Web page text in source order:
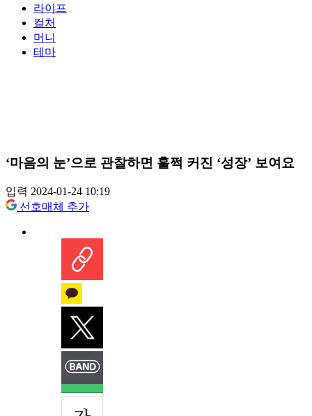
라이프
컬처
머니
테마
‘마음의 눈’으로 관찰하면 훌쩍 커진 ‘성장’ 보여요
입력 2024-01-24 10:19
선호매체 추가